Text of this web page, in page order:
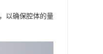
以确保腔体的量